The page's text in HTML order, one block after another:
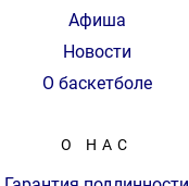
Афиша
Новости
О баскетболе
О НАС